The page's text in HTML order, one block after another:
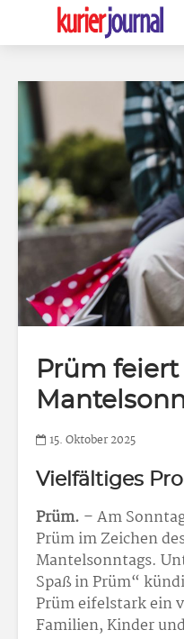
Prüm feiert
15. Oktober 2025
Vielfältiges
Prüm. – Am
Prüm im Zeichen
Mantelsonntags.
Spaß in Prüm“
Prüm eifelstark ein
Familien, Kinder